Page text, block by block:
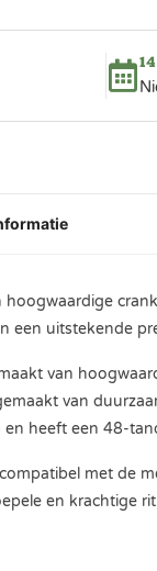
hoogwaardige
een uitstekende
van
van
heeft een 48-
met de
en krachtige